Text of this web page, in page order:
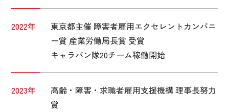
2022年
東京都主催 障害者雇用エクセレントカンパニ
ー賞 産業労働局長賞 受賞
キャラバン隊20チーム稼働開始
2023年
高齢・障害・求職者雇用支援機構 理事長努力
賞